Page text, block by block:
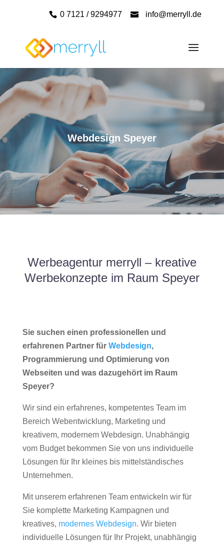
0 7121 / 9294977 info@merryll.de
Webdesign Speyer
Werbeagentur merryll – kreative
Werbekonzepte im Raum Speyer
Sie suchen einen professionellen und
erfahrenen Partner für Webdesign,
Programmierung und Optimierung von
Webseiten und was dazugehört im Raum
Speyer?
Wir sind ein erfahrenes, kompetentes Team im
Bereich Webentwicklung, Marketing und
kreativem, modernem Webdesign. Unabhängig
vom Budget bekommen Sie von uns individuelle
Lösungen für Ihr kleines bis mittelständisches
Unternehmen.
Mit unserem erfahrenen Team entwickeln wir für
Sie komplette Marketing Kampagnen und
kreatives, modernes Webdesign. Wir bieten
individuelle Lösungen für Ihr Projekt, unabhängig